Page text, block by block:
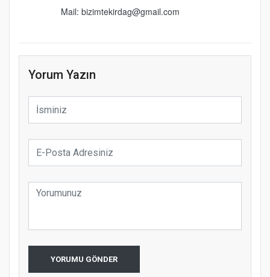
Mail: bizimtekirdag@gmail.com
Yorum Yazın
YORUMU GÖNDER